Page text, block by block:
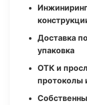
Доставка
упаковка
ОТК и
протоколы